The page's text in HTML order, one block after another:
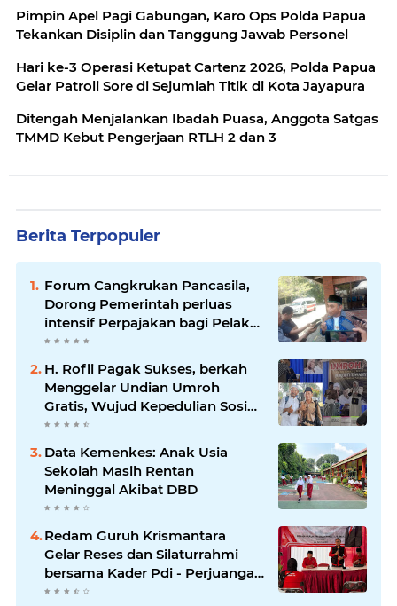
Pimpin Apel Pagi Gabungan, Karo Ops Polda Papua
Tekankan Disiplin dan Tanggung Jawab Personel
Hari ke-3 Operasi Ketupat Cartenz 2026, Polda Papua
Gelar Patroli Sore di Sejumlah Titik di Kota Jayapura
Ditengah Menjalankan Ibadah Puasa, Anggota Satgas
TMMD Kebut Pengerjaan RTLH 2 dan 3
Berita Terpopuler
Forum Cangkrukan Pancasila,
Dorong Pemerintah perluas
intensif Perpajakan bagi Pelaku
Usaha UMKM.
H. Rofii Pagak Sukses, berkah
Menggelar Undian Umroh
Gratis, Wujud Kepedulian Sosial
berbagi.
Data Kemenkes: Anak Usia
Sekolah Masih Rentan
Meninggal Akibat DBD
Redam Guruh Krismantara
Gelar Reses dan Silaturrahmi
bersama Kader Pdi - Perjuangan
Se -Kecamatan Lawang.